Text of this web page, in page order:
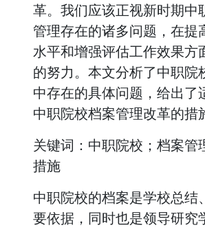
革。我们应该正视新时期中
管理存在的诸多问题，在提
水平和增强评估工作效果方
的努力。本文分析了中职院
中存在的具体问题，给出了
中职院校档案管理改革的措
关键词：中职院校；档案管
措施
中职院校的档案是学校总结
要依据，同时也是领导研究